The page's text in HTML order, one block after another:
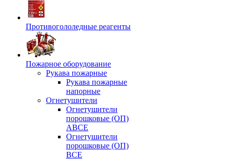
Противогололедные реагенты
Пожарное оборудование
Рукава пожарные
Рукава пожарные
напорные
Огнетушители
Огнетушители
порошковые (ОП)
АВСЕ
Огнетушители
порошковые (ОП)
ВСЕ